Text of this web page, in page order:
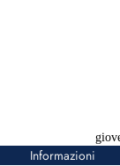
Informazioni